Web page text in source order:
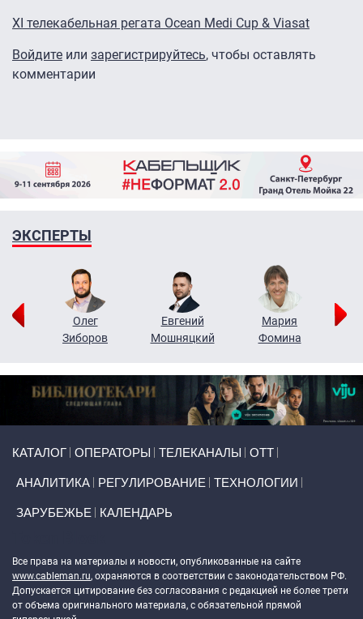
XI телекабельная регата Ocean Medi Cup & Viasat
Войдите или зарегистрируйтесь, чтобы оставлять
комментарии
ЭКСПЕРТЫ
Олег
Зиборов
Евгений
Мошняцкий
Мария
Фомина
КАТАЛОГ ОПЕРАТОРЫ ТЕЛЕКАНАЛЫ ОТТ
АНАЛИТИКА РЕГУЛИРОВАНИЕ ТЕХНОЛОГИИ
ЗАРУБЕЖЬЕ КАЛЕНДАРЬ
Все права на материалы и новости, опубликованные на сайте
www.cableman.ru, охраняются в соответствии с законодательством РФ.
Допускается цитирование без согласования с редакцией не более трети
от объема оригинального материала, с обязательной прямой